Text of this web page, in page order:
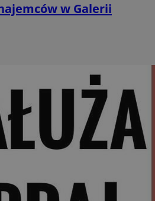
w Galerii